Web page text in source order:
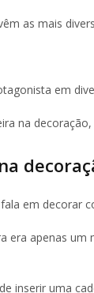
as mais
em
na
em decorar
era apenas um
inserir uma